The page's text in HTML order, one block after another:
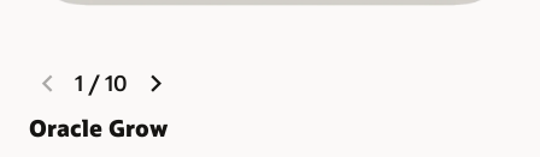
previous
slide
1 /10
Oracle Grow